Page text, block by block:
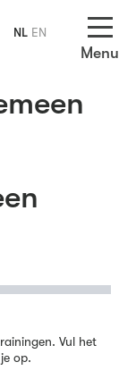
Menu
Vul het
op.
NL EN